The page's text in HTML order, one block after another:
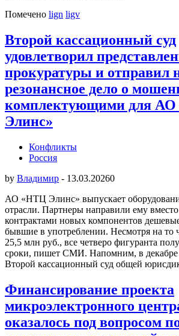
Помечено lign ligv
Второй кассационный суд
удовлетворил
прокуратуры и отправил
резонансное дело о
комплектующими для
Элинс»
Конфликты
Россия
by Владимир - 13.03.20260
АО «НТЦ Элинс» выпускает
отрасли. Партнеры направили ему
контрактами новых компонентов
бывшие в употреблении. Несмотря на то
25,5 млн руб., все четверо фигуранта
сроки, пишет СМИ. Напомним, в декабре
Второй кассационный суд общей
Финансирование проекта
микроэлектронного
оказалось под вопросом